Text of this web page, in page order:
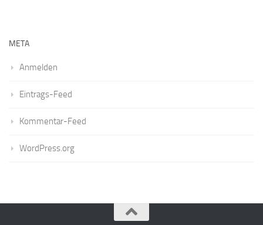
META
Anmelden
Eintrags-Feed
Kommentar-Feed
WordPress.org